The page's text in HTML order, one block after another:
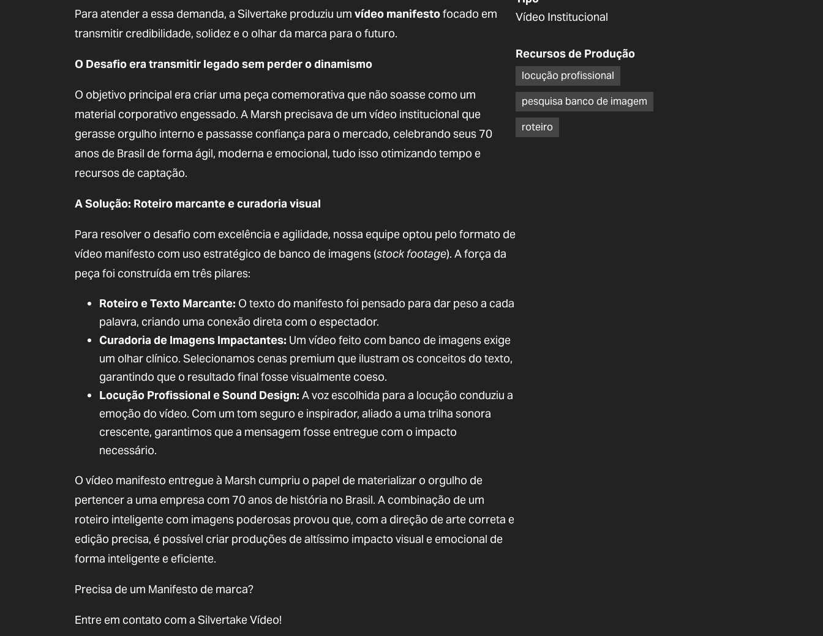
Para atender a essa demanda, a Silvertake produziu um vídeo manifestofocado em
transmitir credibilidade, solidez e o olhar da marca para o futuro.
O Desafio era transmitir legado sem perder o dinamismo
O objetivo principal era criar uma peça comemorativa que não soasse como um
material corporativo engessado. A Marsh precisava de um vídeo institucional que
gerasse orgulho interno e passasse confiança para o mercado, celebrando seus 70
anos de Brasil de forma ágil, moderna e emocional, tudo isso otimizando tempo e
recursos de captação.
A Solução: Roteiro marcante e curadoria visual
Para resolver o desafio com excelência e agilidade, nossa equipe optou pelo formato de
vídeo manifesto com uso estratégico de banco de imagens (stock footage). A força da
peça foi construída em três pilares:
Roteiro e Texto Marcante: O texto do manifesto foi pensado para dar peso a cada
palavra, criando uma conexão direta com o espectador.
Curadoria de Imagens Impactantes: Um vídeo feito com banco de imagens exige
um olhar clínico. Selecionamos cenas premium que ilustram os conceitos do texto,
garantindo que o resultado final fosse visualmente coeso.
Locução Profissional e Sound Design: A voz escolhida para a locução conduziu a
emoção do vídeo. Com um tom seguro e inspirador, aliado a uma trilha sonora
crescente, garantimos que a mensagem fosse entregue com o impacto
necessário.
O vídeo manifesto entregue à Marsh cumpriu o papel de materializar o orgulho de
pertencer a uma empresa com 70 anos de história no Brasil. A combinação de um
roteiro inteligente com imagens poderosas provou que, com a direção de arte correta e
edição precisa, é possível criar produções de altíssimo impacto visual e emocional de
forma inteligente e eficiente.
Precisa de um Manifesto de marca?
Entre em contato com a Silvertake Vídeo!
Vídeo Institucional
Recursos de Produção
locução profissional
pesquisa banco de imagem
roteiro